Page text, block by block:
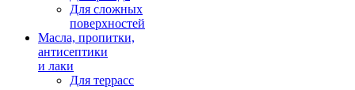
Для сложных
поверхностей
Масла, пропитки,
антисептики
и лаки
Для террасс